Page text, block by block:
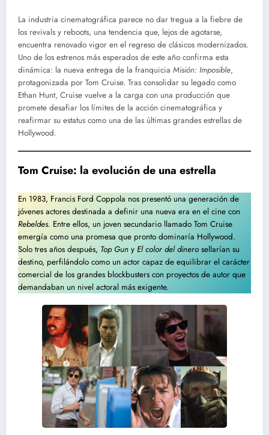
La industria cinematográfica parece no dar tregua a la fiebre de
los revivals y reboots, una tendencia que, lejos de agotarse,
encuentra renovado vigor en el regreso de clásicos modernizados.
Uno de los estrenos más esperados de este año confirma esta
dinámica: la nueva entrega de la franquicia Misión: Imposible,
protagonizada por Tom Cruise. Tras consolidar su legado como
Ethan Hunt, Cruise vuelve a la carga con una producción que
promete desafiar los límites de la acción cinematográfica y
reafirmar su estatus como una de las últimas grandes estrellas de
Hollywood.
Tom Cruise: la evolución de una estrella
En 1983, Francis Ford Coppola nos presentó una generación de
jóvenes actores destinada a definir una nueva era en el cine con
Rebeldes. Entre ellos, un joven secundario llamado Tom Cruise
emergía como una promesa que pronto dominaría Hollywood.
Solo tres años después, Top Gun y El color del dinero sellarían su
destino, perfilándolo como un actor capaz de equilibrar el carácter
comercial de los grandes blockbusters con proyectos de autor que
demandaban un nivel actoral más exigente.